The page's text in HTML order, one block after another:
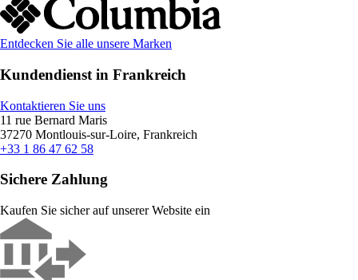
Entdecken Sie alle unsere Marken
Kundendienst in Frankreich
Kontaktieren Sie uns
11 rue Bernard Maris
37270 Montlouis-sur-Loire, Frankreich
+33 1 86 47 62 58
Sichere Zahlung
Kaufen Sie sicher auf unserer Website ein